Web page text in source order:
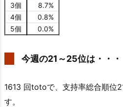
3個
8.7%
4個
0.8%
5個
0.0%
今週の21～25位は・・・
1613 回totoで、支持率総合順位
す。